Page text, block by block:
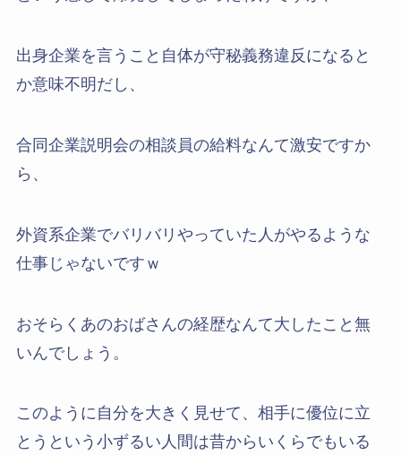
出身企業を言うこと自体が守秘義務違反になると
か意味不明だし、
合同企業説明会の相談員の給料なんて激安ですか
ら、
外資系企業でバリバリやっていた人がやるような
仕事じゃないですｗ
おそらくあのおばさんの経歴なんて大したこと無
いんでしょう。
このように自分を大きく見せて、相手に優位に立
とうという小ずるい人間は昔からいくらでもいる